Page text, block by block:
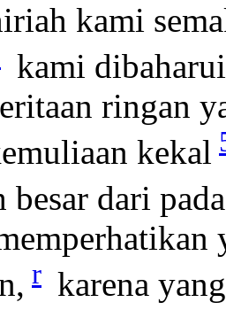
kami
kami dibaharui
ringan
kekal
besar dari
r karena